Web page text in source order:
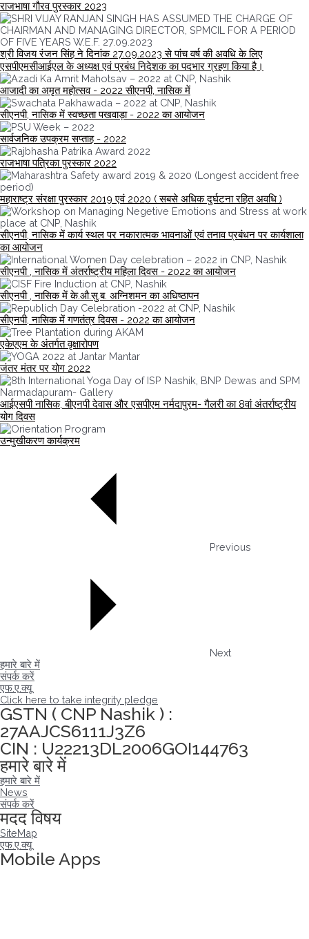
राजभाषा गौरव पुरस्कार 2023
श्री विजय रंजन सिंह ने दिनांक 27.09.2023 से पांच वर्ष की अवधि के लिए
एसपीएमसीआईएल के अध्यक्ष एवं प्रबंध निदेशक का पदभार ग्रहण किया है।
आजादी का अमृत महोत्सव - 2022 सीएनपी, नासिक में
सीएनपी, नासिक में स्वच्छता पखवाड़ा - 2022 का आयोजन
सार्वजनिक उपक्रम सप्ताह - 2022
राजभाषा पत्रिका पुरस्कार 2022
महाराष्ट्र संरक्षा पुरस्कार 2019 एवं 2020 ( सबसे अधिक दुर्घटना रहित अवधि )
सीएनपी, नासिक में कार्य स्थल पर नकारात्मक भावनाओं एवं तनाव प्रबंधन पर कार्यशाला
का आयोजन
सीएनपी , नासिक में अंतर्राष्ट्रीय महिला दिवस - 2022 का आयोजन
सीएनपी , नासिक में के.औ.सु.ब. अग्निशमन का अधिष्ठापन
सीएनपी, नासिक में गणतंत्र दिवस - 2022 का आयोजन
एकेएएम के अंतर्गत वृक्षारोपण
जंतर मंतर पर योग 2022
आईएसपी नासिक, बीएनपी देवास और एसपीएम नर्मदापुरम- गैलरी का 8वां अंतर्राष्ट्रीय
योग दिवस
उन्मुखीकरण कार्यक्रम
Previous
Next
हमारे बारे में
संपर्क करें
एफ.ए.क्यू
Click here to take integrity pledge
GSTN ( CNP Nashik ) :
27AAJCS6111J3Z6
CIN : U22213DL2006GOI144763
हमारे बारे में
हमारे बारे में
News
संपर्क करें
मदद विषय
SiteMap
एफ.ए.क्यू
Mobile Apps